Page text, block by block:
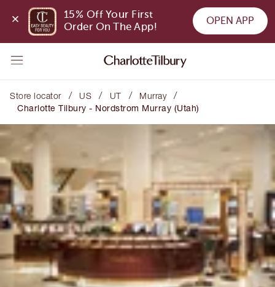
15% Off Your First
Order On The App!
OPEN APP
Store locator / US / UT / Murray /
Charlotte Tilbury - Nordstrom Murray (Utah)